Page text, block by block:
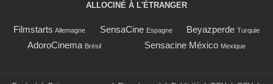
ALLOCINÉ À L'ÉTRANGER
Filmstarts Allemagne SensaCine Espagne Beyazperde Turquie
AdoroCinema Brésil Sensacine México Mexique